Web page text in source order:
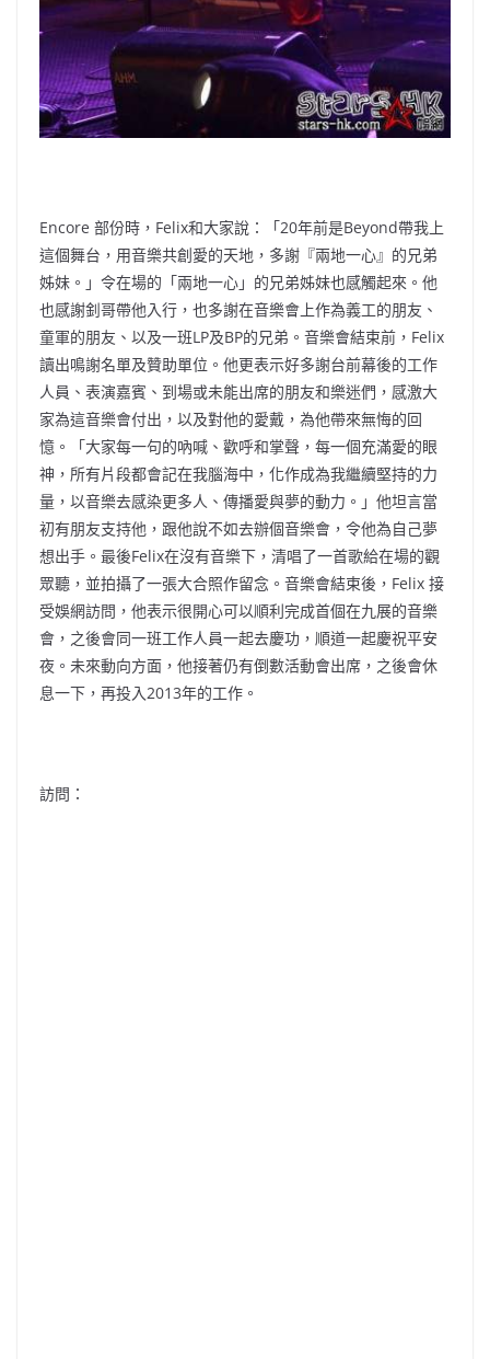
Encore 部份時，Felix和大家說：「20年前是Beyond帶我上
這個舞台，用音樂共創愛的天地，多謝『兩地一心』的兄弟
姊妹。」令在場的「兩地一心」的兄弟姊妹也感觸起來。他
也感謝釗哥帶他入行，也多謝在音樂會上作為義工的朋友、
童軍的朋友、以及一班LP及BP的兄弟。音樂會結束前，Felix
讀出鳴謝名單及贊助單位。他更表示好多謝台前幕後的工作
人員、表演嘉賓、到場或未能出席的朋友和樂迷們，感激大
家為這音樂會付出，以及對他的愛戴，為他帶來無悔的回
憶。「大家每一句的吶喊、歡呼和掌聲，每一個充滿愛的眼
神，所有片段都會記在我腦海中，化作成為我繼續堅持的力
量，以音樂去感染更多人、傳播愛與夢的動力。」他坦言當
初有朋友支持他，跟他說不如去辦個音樂會，令他為自己夢
想出手。最後Felix在沒有音樂下，清唱了一首歌給在場的觀
眾聽，並拍攝了一張大合照作留念。音樂會結束後，Felix 接
受娛網訪問，他表示很開心可以順利完成首個在九展的音樂
會，之後會同一班工作人員一起去慶功，順道一起慶祝平安
夜。未來動向方面，他接著仍有倒數活動會出席，之後會休
息一下，再投入2013年的工作。
訪問：